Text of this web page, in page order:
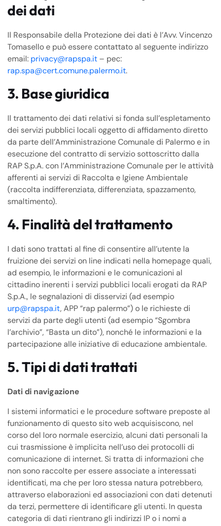
dei dati
Il Responsabile della Protezione dei dati è l’Avv. Vincenzo
Tomasello e può essere contattato al seguente indirizzo
email: privacy@rapspa.it – pec:
rap.spa@cert.comune.palermo.it.
3. Base giuridica
Il trattamento dei dati relativi si fonda sull’espletamento
dei servizi pubblici locali oggetto di affidamento diretto
da parte dell’Amministrazione Comunale di Palermo e in
esecuzione del contratto di servizio sottoscritto dalla
RAP S.p.A. con l’Amministrazione Comunale per le attività
afferenti ai servizi di Raccolta e Igiene Ambientale
(raccolta indifferenziata, differenziata, spazzamento,
smaltimento).
4. Finalità del trattamento
I dati sono trattati al fine di consentire all’utente la
fruizione dei servizi on line indicati nella homepage quali,
ad esempio, le informazioni e le comunicazioni al
cittadino inerenti i servizi pubblici locali erogati da RAP
S.p.A., le segnalazioni di disservizi (ad esempio
urp@rapspa.it, APP “rap palermo”) o le richieste di
servizi da parte degli utenti (ad esempio “Sgombra
l’archivio”, “Basta un dito”), nonché le informazioni e la
partecipazione alle iniziative di educazione ambientale.
5. Tipi di dati trattati
Dati di navigazione
I sistemi informatici e le procedure software preposte al
funzionamento di questo sito web acquisiscono, nel
corso del loro normale esercizio, alcuni dati personali la
cui trasmissione è implicita nell’uso dei protocolli di
comunicazione di internet. Si tratta di informazioni che
non sono raccolte per essere associate a interessati
identificati, ma che per loro stessa natura potrebbero,
attraverso elaborazioni ed associazioni con dati detenuti
da terzi, permettere di identificare gli utenti. In questa
categoria di dati rientrano gli indirizzi IP o i nomi a